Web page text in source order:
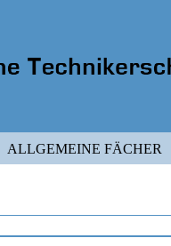
ALLGEMEINE FÄCHER